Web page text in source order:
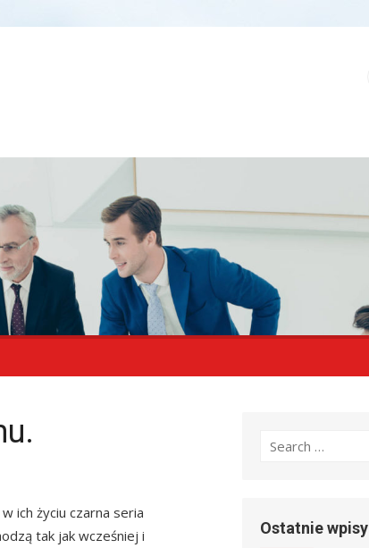
ich życiu czarna seria
tak jak wcześniej i
Search
Ostatnie wpisy